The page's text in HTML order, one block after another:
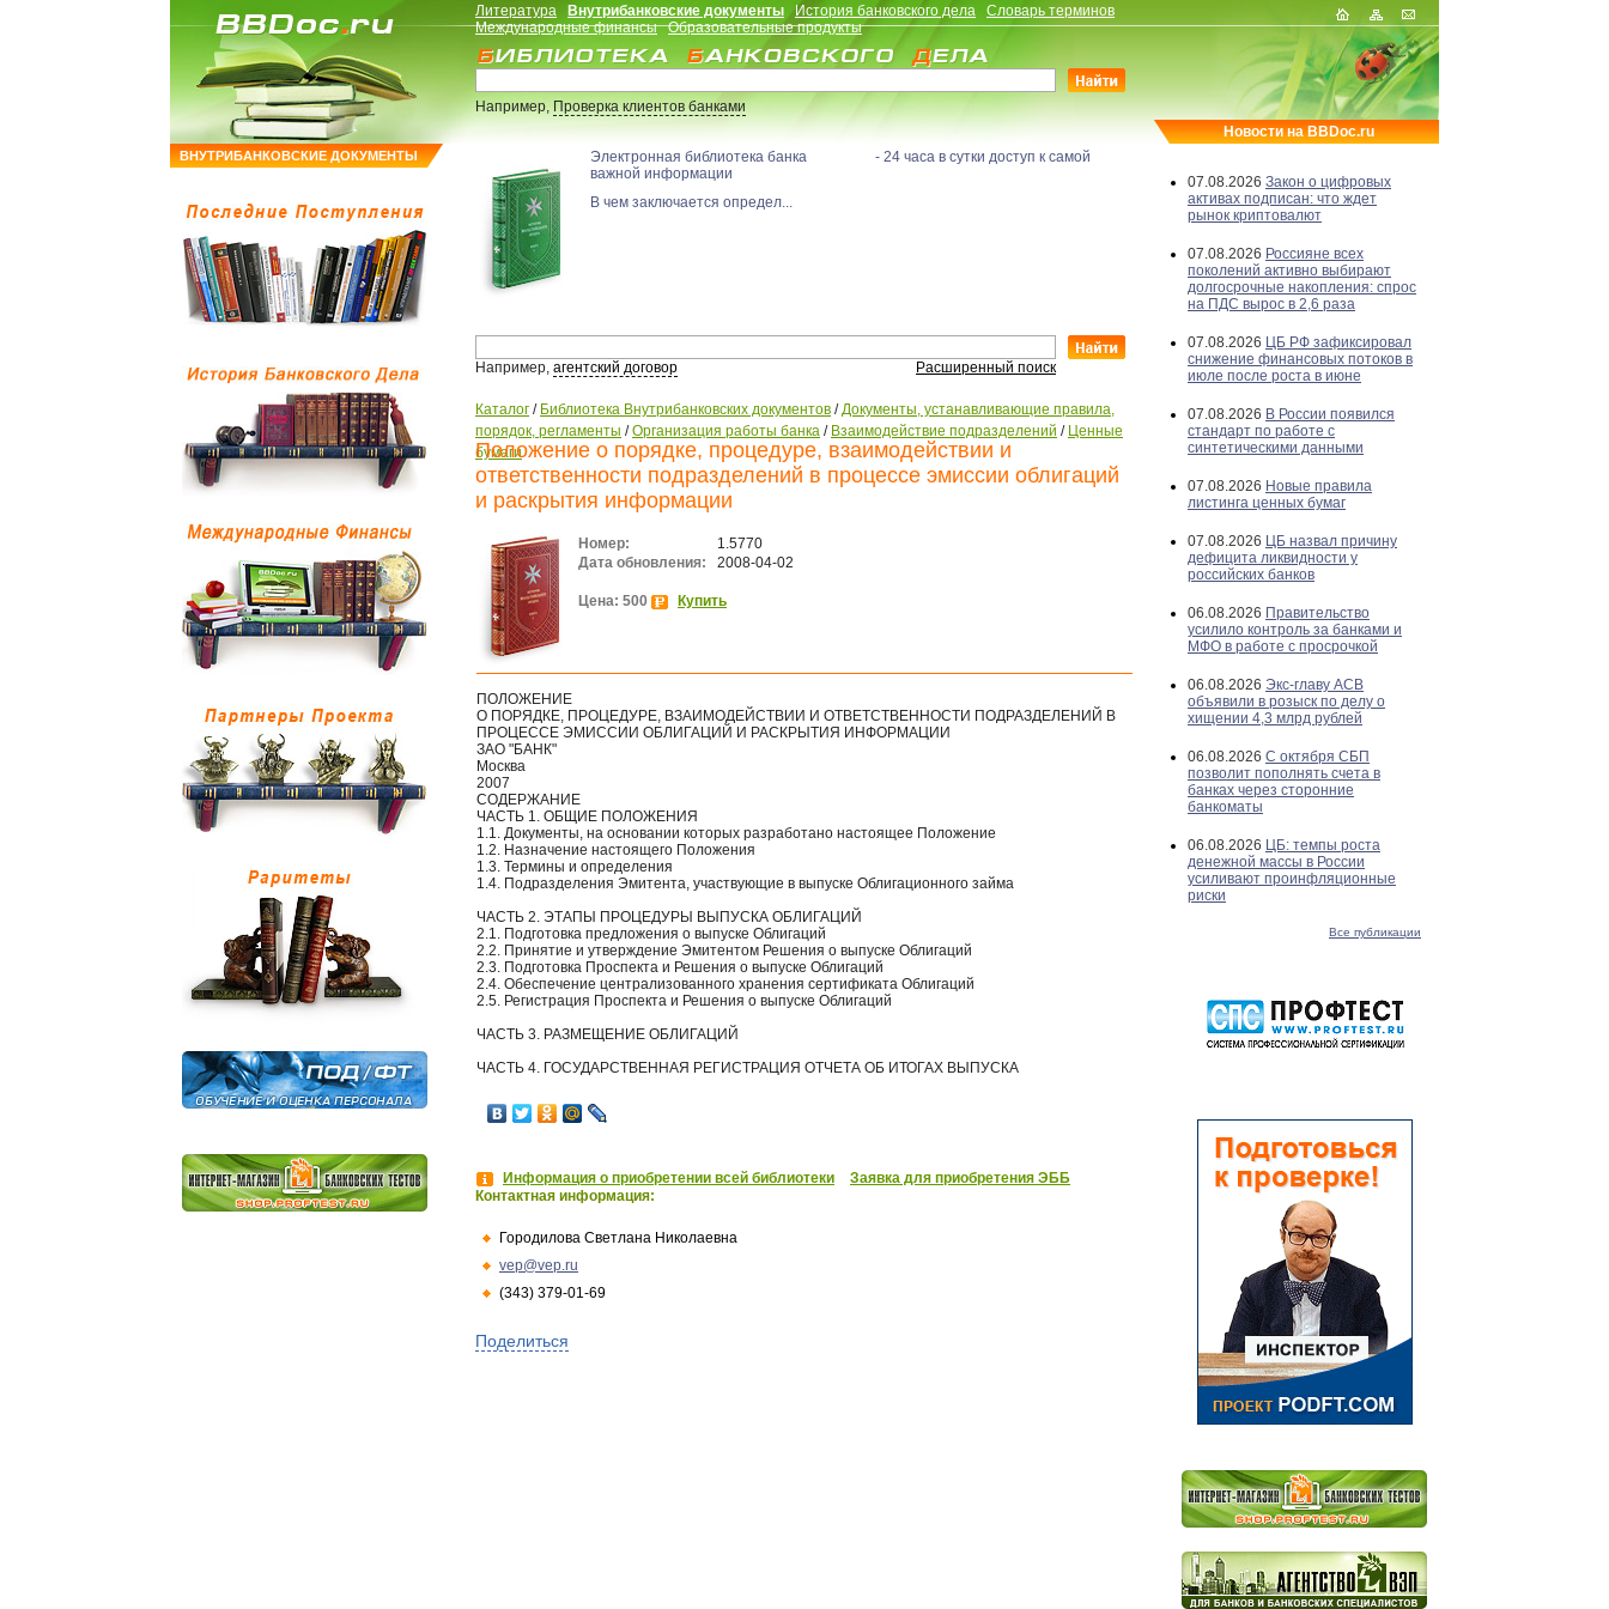
ВНУТРИБАНКОВСКИЕ ДОКУМЕНТЫ
Литература Внутрибанковские документы История банковского дела
Словарь терминов
Международные финансы
Образовательные продукты
Например,Проверка клиентов банками
Электронная библиотека банка - 24 часа в сутки доступ к самой
важной информации
В чем заключается определ...
Например, агентский договор Расширенный поиск
Каталог / Библиотека Внутрибанковских документов /Документы, устанавливающие правила,
порядок, регламенты /Организация работы банка / Взаимодействие подразделений / Ценные
бумаги
Положение о порядке, процедуре, взаимодействии и
ответственности подразделений в процессе эмиссии облигаций
и раскрытия информации
Номер:
1.5770
Дата обновления:
2008-04-02
Цена: 500 Купить
ПОЛОЖЕНИЕ
О ПОРЯДКЕ, ПРОЦЕДУРЕ, ВЗАИМОДЕЙСТВИИ И ОТВЕТСТВЕННОСТИ ПОДРАЗДЕЛЕНИЙ В
ПРОЦЕССЕ ЭМИССИИ ОБЛИГАЦИЙ И РАСКРЫТИЯ ИНФОРМАЦИИ
ЗАО "БАНК"
Москва
2007
СОДЕРЖАНИЕ
ЧАСТЬ 1. ОБЩИЕ ПОЛОЖЕНИЯ
1.1. Документы, на основании которых разработано настоящее Положение
1.2. Назначение настоящего Положения
1.3. Термины и определения
1.4. Подразделения Эмитента, участвующие в выпуске Облигационного займа
ЧАСТЬ 2. ЭТАПЫ ПРОЦЕДУРЫ ВЫПУСКА ОБЛИГАЦИЙ
2.1. Подготовка предложения о выпуске Облигаций
2.2. Принятие и утверждение Эмитентом Решения о выпуске Облигаций
2.3. Подготовка Проспекта и Решения о выпуске Облигаций
2.4. Обеспечение централизованного хранения сертификата Облигаций
2.5. Регистрация Проспекта и Решения о выпуске Облигаций
ЧАСТЬ 3. РАЗМЕЩЕНИЕ ОБЛИГАЦИЙ
ЧАСТЬ 4. ГОСУДАРСТВЕННАЯ РЕГИСТРАЦИЯ ОТЧЕТА ОБ ИТОГАХ ВЫПУСКА
Информация о приобретении всей библиотеки
Заявка для приобретения ЭББ
Контактная информация:
Городилова Светлана Николаевна
vep@vep.ru
(343) 379-01-69
Поделиться
Новости на BBDoc.ru
07.08.2026 Закон о цифровых
активах подписан: что ждет
рынок криптовалют
07.08.2026 Россияне всех
поколений активно выбирают
долгосрочные накопления: спрос
на ПДС вырос в 2,6 раза
07.08.2026 ЦБ РФ зафиксировал
снижение финансовых потоков в
июле после роста в июне
07.08.2026 В России появился
стандарт по работе с
синтетическими данными
07.08.2026 Новые правила
листинга ценных бумаг
07.08.2026 ЦБ назвал причину
дефицита ликвидности у
российских банков
06.08.2026 Правительство
усилило контроль за банками и
МФО в работе с просрочкой
06.08.2026 Экс-главу АСВ
объявили в розыск по делу о
хищении 4,3 млрд рублей
06.08.2026 С октября СБП
позволит пополнять счета в
банках через сторонние
банкоматы
06.08.2026 ЦБ: темпы роста
денежной массы в России
усиливают проинфляционные
риски
Все публикации